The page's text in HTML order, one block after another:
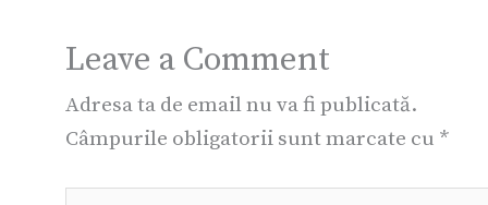
Leave a Comment
Adresa ta de email nu va fi publicată.
Câmpurile obligatorii sunt marcate cu *